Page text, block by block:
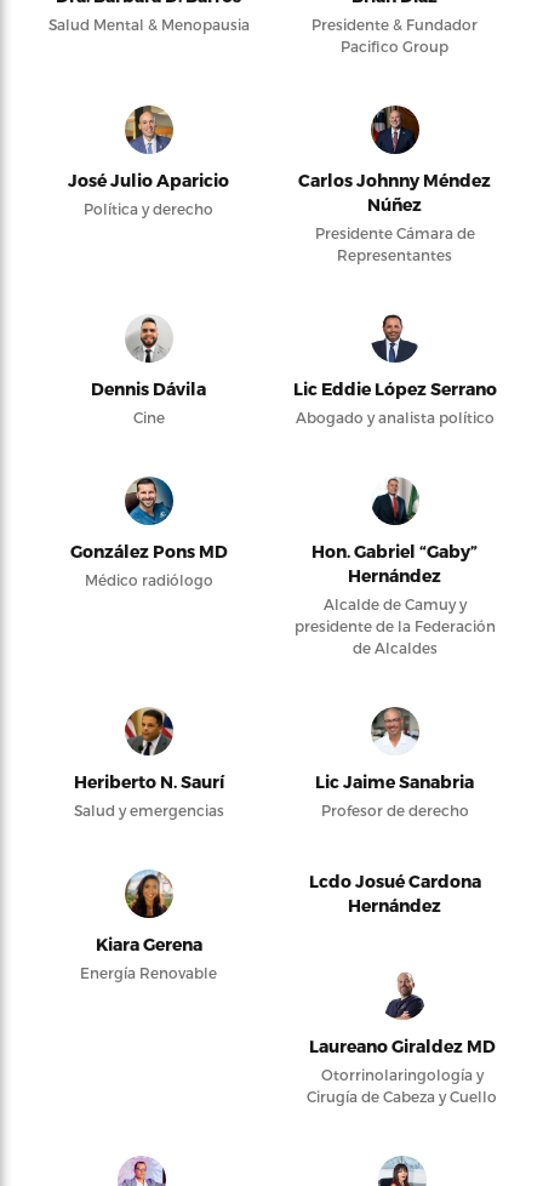
Salud Mental & Menopausia
Presidente & Fundador
Pacifico Group
José Julio Aparicio
Política y derecho
Carlos Johnny Méndez
Núñez
Presidente Cámara de
Representantes
Dennis Dávila
Cine
Lic Eddie López Serrano
Abogado y analista político
González Pons MD
Médico radiólogo
Hon. Gabriel “Gaby”
Hernández
Alcalde de Camuy y
presidente de la Federación
de Alcaldes
Heriberto N. Saurí
Salud y emergencias
Lic Jaime Sanabria
Profesor de derecho
Kiara Gerena
Energía Renovable
Lcdo Josué Cardona
Hernández
Laureano Giraldez MD
Otorrinolaringología y
Cirugía de Cabeza y Cuello